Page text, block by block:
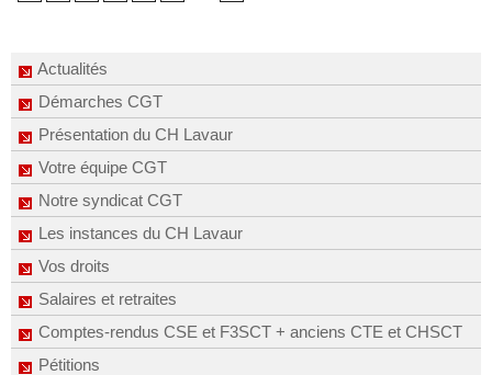
Actualités
Démarches CGT
Présentation du CH Lavaur
Votre équipe CGT
Notre syndicat CGT
Les instances du CH Lavaur
Vos droits
Salaires et retraites
Comptes-rendus CSE et F3SCT + anciens CTE et CHSCT
Pétitions